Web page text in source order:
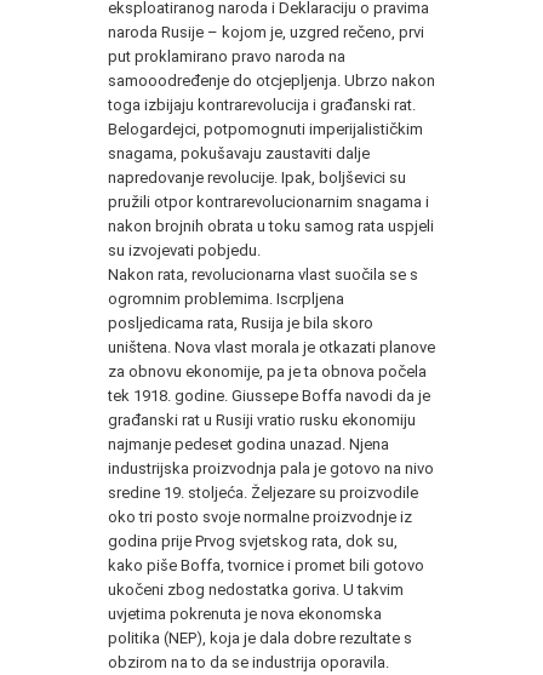
eksploatiranog naroda i Deklaraciju o pravima
naroda Rusije – kojom je, uzgred rečeno, prvi
put proklamirano pravo naroda na
samooodređenje do otcjepljenja. Ubrzo nakon
toga izbijaju kontrarevolucija i građanski rat.
Belogardejci, potpomognuti imperijalističkim
snagama, pokušavaju zaustaviti dalje
napredovanje revolucije. Ipak, boljševici su
pružili otpor kontrarevolucionarnim snagama i
nakon brojnih obrata u toku samog rata uspjeli
su izvojevati pobjedu.
Nakon rata, revolucionarna vlast suočila se s
ogromnim problemima. Iscrpljena
posljedicama rata, Rusija je bila skoro
uništena. Nova vlast morala je otkazati planove
za obnovu ekonomije, pa je ta obnova počela
tek 1918. godine. Giussepe Boffa navodi da je
građanski rat u Rusiji vratio rusku ekonomiju
najmanje pedeset godina unazad. Njena
industrijska proizvodnja pala je gotovo na nivo
sredine 19. stoljeća. Željezare su proizvodile
oko tri posto svoje normalne proizvodnje iz
godina prije Prvog svjetskog rata, dok su,
kako piše Boffa, tvornice i promet bili gotovo
ukočeni zbog nedostatka goriva. U takvim
uvjetima pokrenuta je nova ekonomska
politika (NEP), koja je dala dobre rezultate s
obzirom na to da se industrija oporavila.